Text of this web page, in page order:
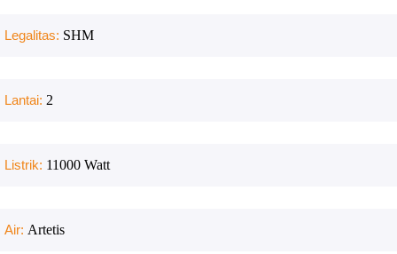
Legalitas: SHM
Lantai: 2
Listrik: 11000 Watt
Air: Artetis